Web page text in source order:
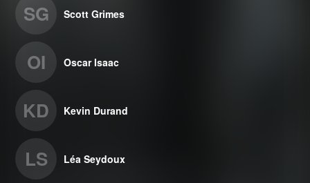
SG Scott Grimes
OI Oscar Isaac
KD Kevin Durand
LS Léa Seydoux